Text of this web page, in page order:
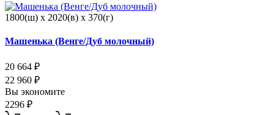
1800(ш) x 2020(в) x 370(г)
Машенька (Венге/Дуб молочный)
20 664 ₽
22 960 ₽
Вы экономите
2296 ₽